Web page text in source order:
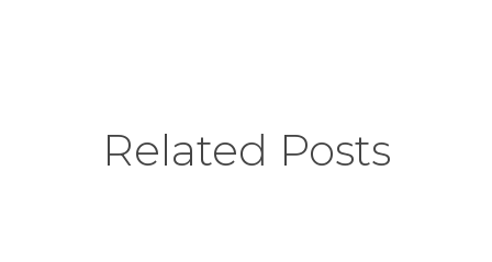
Related Posts